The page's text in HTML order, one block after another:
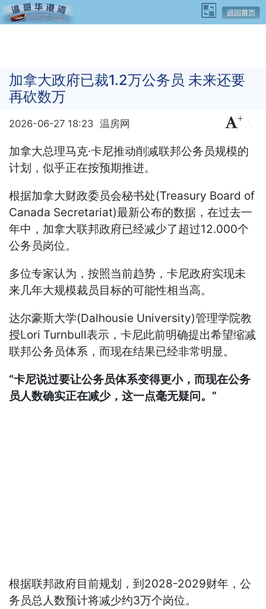
加拿大政府已裁1.2万公务员 未来还要
再砍数万
2026-06-27 18:23 温房网 +
加拿大总理马克·卡尼推动削减联邦公务员规模的
计划，似乎正在按预期推进。
根据加拿大财政委员会秘书处(Treasury Board of
Canada Secretariat)最新公布的数据，在过去一
年中，加拿大联邦政府已经减少了超过12.000个
公务员岗位。
多位专家认为，按照当前趋势，卡尼政府实现未
来几年大规模裁员目标的可能性相当高。
达尔豪斯大学(Dalhousie University)管理学院教
授Lori Turnbull表示，卡尼此前明确提出希望缩减
联邦公务员体系，而现在结果已经非常明显。
“卡尼说过要让公务员体系变得更小，而现在公务
员人数确实正在减少，这一点毫无疑问。”
根据联邦政府目前规划，到2028-2029财年，公
务员总人数预计将减少约3万个岗位。